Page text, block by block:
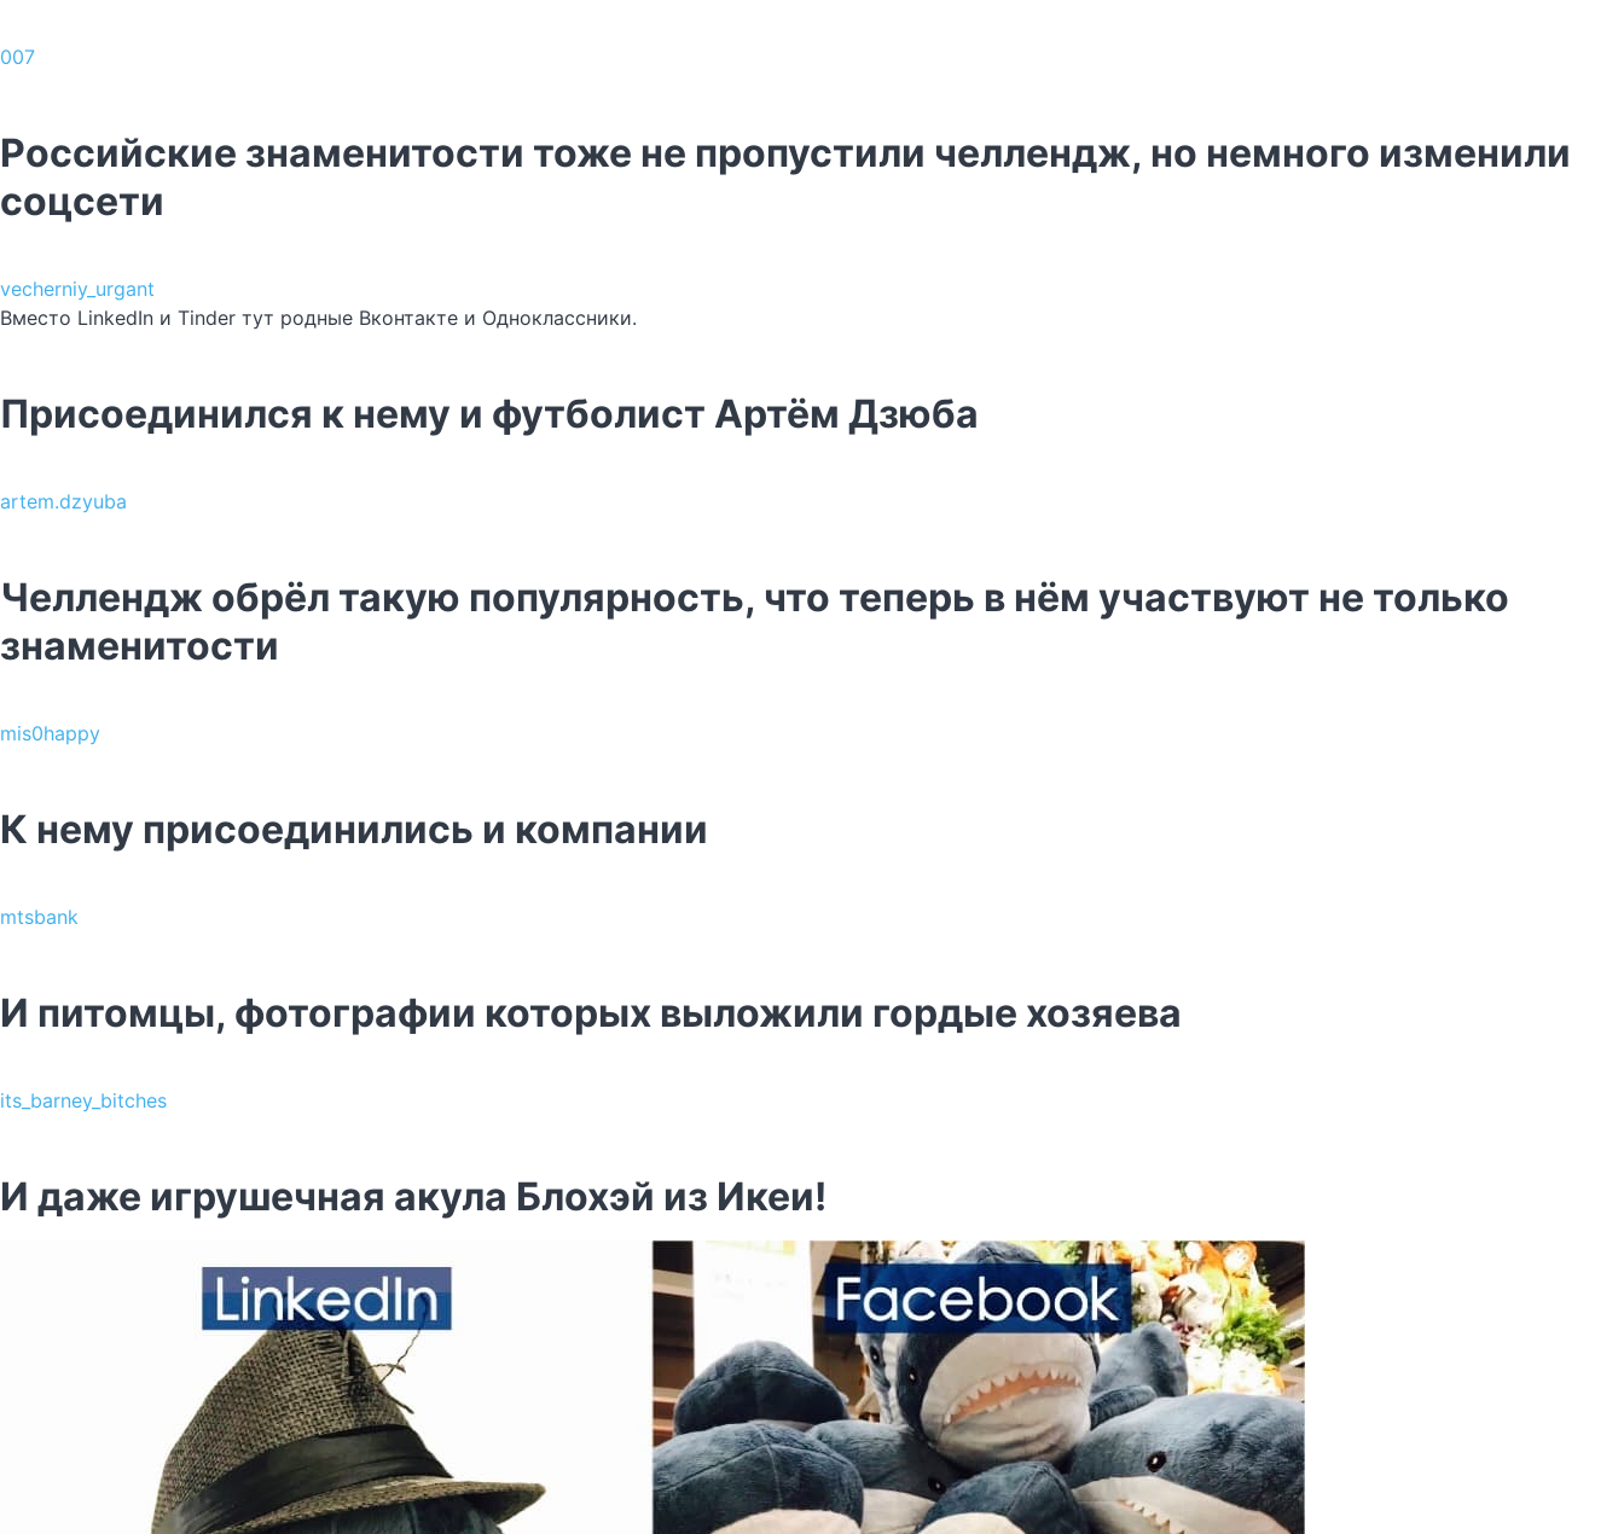
007
Российские знаменитости тоже не пропустили челлендж, но немного изменили
соцсети
vecherniy_urgant
Вместо LinkedIn и Tinder тут родные Вконтакте и Одноклассники.
Присоединился к нему и футболист Артём Дзюба
artem.dzyuba
Челлендж обрёл такую популярность, что теперь в нём участвуют не только
знаменитости
mis0happy
К нему присоединились и компании
mtsbank
И питомцы, фотографии которых выложили гордые хозяева
its_barney_bitches
И даже игрушечная акула Блохэй из Икеи!